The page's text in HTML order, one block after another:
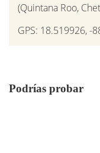
(Quintana Roo,
GPS: 18.519926, -
Podrías probar